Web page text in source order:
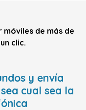
de más de
clic.
y envía
cual sea la